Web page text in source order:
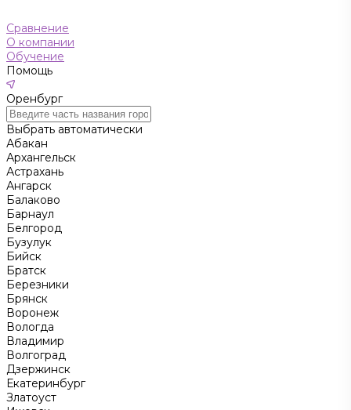
Сравнение
О компании
Обучение
Помощь
Оренбург
Выбрать автоматически
Абакан
Архангельск
Астрахань
Ангарск
Балаково
Барнаул
Белгород
Бузулук
Бийск
Братск
Березники
Брянск
Воронеж
Вологда
Владимир
Волгоград
Дзержинск
Екатеринбург
Златоуст